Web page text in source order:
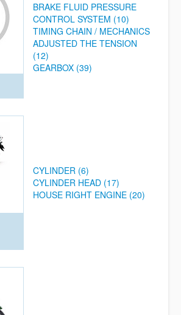
BRAKE FLUID PRESSURE
CONTROL SYSTEM (10)
TIMING CHAIN / MECHANICS
ADJUSTED THE TENSION
(12)
GEARBOX (39)
CYLINDER (6)
CYLINDER HEAD (17)
HOUSE RIGHT ENGINE (20)